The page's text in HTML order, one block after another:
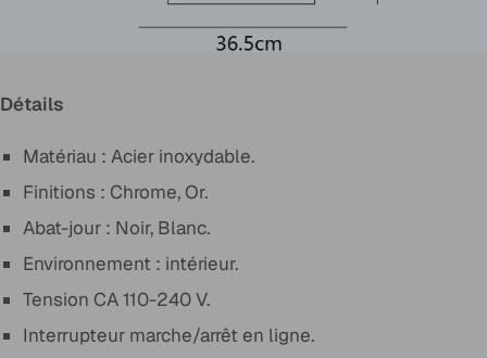
Détails
Matériau : Acier inoxydable.
Finitions : Chrome, Or.
Abat-jour : Noir, Blanc.
Environnement : intérieur.
Tension CA 110-240 V.
Interrupteur marche/arrêt en ligne.